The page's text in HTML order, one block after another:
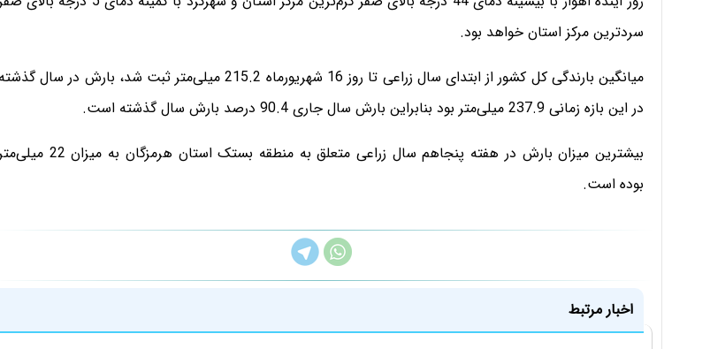
سردترین مرکز استان خواهد بود.
میانگین بارندگی کل کشور از ابتدای سال زراعی تا روز 16 شهریورماه 215.2 میلی‌متر ثبت شد، بارش در سال گذشته
در این بازه زمانی 237.9 میلی‌متر بود بنابراین بارش سال جاری 90.4 درصد بارش سال گذشته است.
بیشترین میزان بارش در هفته پنجاهم سال زراعی متعلق به منطقه بستک استان هرمزگان به
بوده است.
اخبار مرتبط